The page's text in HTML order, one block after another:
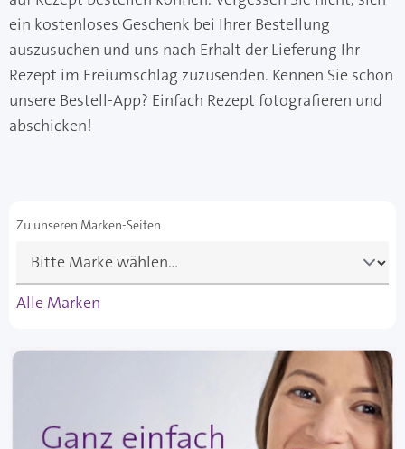
ein kostenloses Geschenk bei Ihrer Bestellung
auszusuchen und uns nach Erhalt der Lieferung Ihr
Rezept im Freiumschlag zuzusenden. Kennen Sie schon
unsere Bestell-App? Einfach Rezept fotografieren und
abschicken!
Zu unseren Marken-Seiten
Alle Marken